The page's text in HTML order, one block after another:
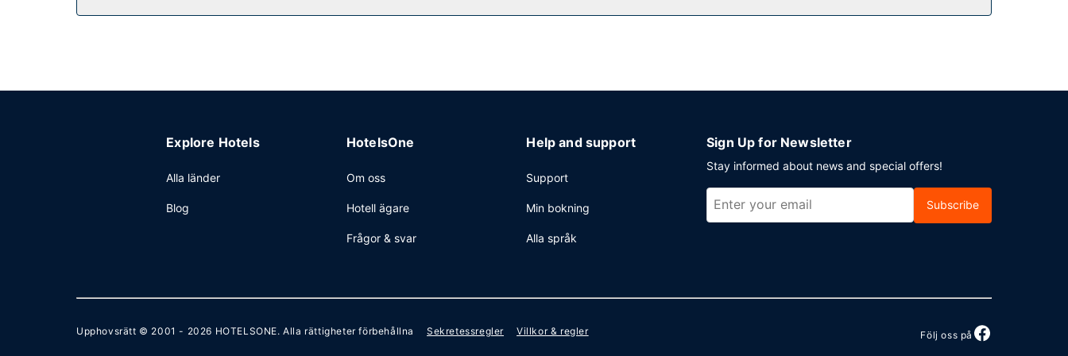
Explore Hotels
Alla länder
Blog
HotelsOne
Om oss
Hotell ägare
Frågor & svar
Help and support
Support
Min bokning
Alla språk
Sign Up for Newsletter
Stay informed about news and special offers!
Subscribe
Upphovsrätt © 2001 - 2026 HOTELSONE. Alla rättigheter förbehållna Sekretessregler Villkor & regler Följ oss på